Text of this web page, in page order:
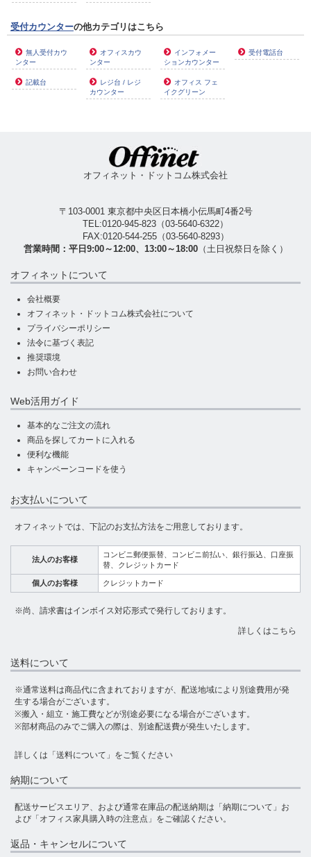
受付カウンターの他カテゴリはこちら
無人受付カウ
ンター
オフィスカウ
ンター
インフォメー
ションカウンター
受付電話台
記載台
レジ台 / レジ
カウンター
オフィス フェ
イクグリーン
オフィネット・ドットコム株式会社
〒103-0001 東京都中央区日本橋小伝馬町4番2号
TEL:0120-945-823 （03-5640-6322）
FAX:0120-544-255（03-5640-8293）
営業時間：平日9:00～12:00、13:00～18:00（土日祝祭日を除く）
オフィネットについて
会社概要
オフィネット・ドットコム株式会社について
プライバシーポリシー
法令に基づく表記
推奨環境
お問い合わせ
Web活用ガイド
基本的なご注文の流れ
商品を探してカートに入れる
便利な機能
キャンペーンコードを使う
お支払いについて
オフィネットでは、下記のお支払方法をご用意しております。
法人のお客様
コンビニ郵便振替、コンビニ前払い、銀行振込、口座振
替、クレジットカード
個人のお客様 クレジットカード
※尚、請求書はインボイス対応形式で発行しております。
詳しくはこちら
送料について
※通常送料は商品代に含まれておりますが、配送地域により別途費用が発
生する場合がございます。
※搬入・組立・施工費などが別途必要になる場合がございます。
※部材商品のみでご購入の際は、別途配送費が発生いたします。
詳しくは 「送料について」 をご覧ください
納期について
配送サービスエリア、および通常在庫品の配送納期は 「納期について」 お
よび 「オフィス家具購入時の注意点」 をご確認ください。
返品・キャンセルについて